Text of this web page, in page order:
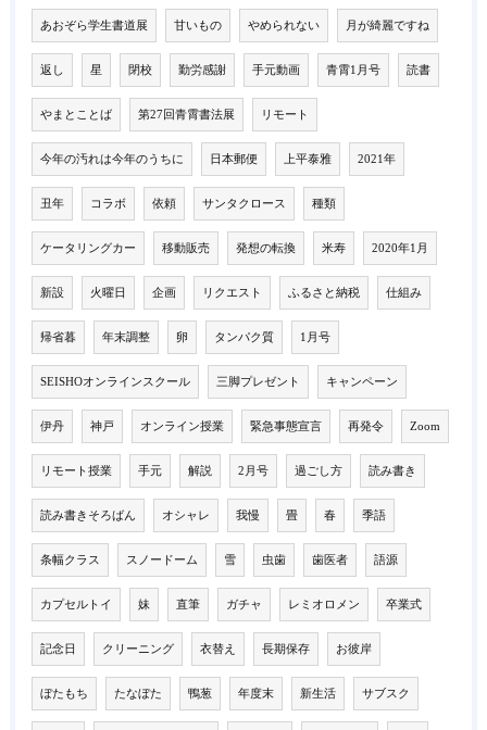
あおぞら学生書道展 甘いもの やめられない 月が綺麗ですね
返し 星 閉校 勤労感謝 手元動画 青霄1月号 読書
やまとことば 第27回青霄書法展 リモート
今年の汚れは今年のうちに 日本郵便 上平泰雅 2021年
丑年 コラボ 依頼 サンタクロース 種類
ケータリングカー 移動販売 発想の転換 米寿 2020年1月
新設 火曜日 企画 リクエスト ふるさと納税 仕組み
帰省暮 年末調整 卵 タンパク質 1月号
SEISHOオンラインスクール 三脚プレゼント キャンペーン
伊丹 神戸 オンライン授業 緊急事態宣言 再発令 Zoom
リモート授業 手元 解説 2月号 過ごし方 読み書き
読み書きそろばん オシャレ 我慢 畳 春 季語
条幅クラス スノードーム 雪 虫歯 歯医者 語源
カプセルトイ 妹 直筆 ガチャ レミオロメン 卒業式
記念日 クリーニング 衣替え 長期保存 お彼岸
ぼたもち たなぼた 鴨葱 年度末 新生活 サブスク